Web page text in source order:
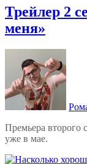
Трейлер 2
меня»
Премьера второго
уже в мае.